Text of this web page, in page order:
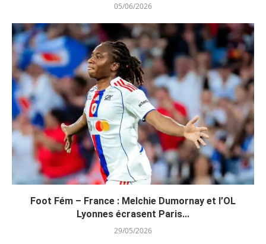
05/06/2026
Foot Fém – France : Melchie Dumornay et l’OL
Lyonnes écrasent Paris...
29/05/2026